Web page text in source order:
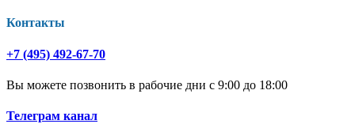
Контакты
+7 (495) 492-67-70
Вы можете позвонить в рабочие дни с 9:00 до 18:00
Телеграм канал